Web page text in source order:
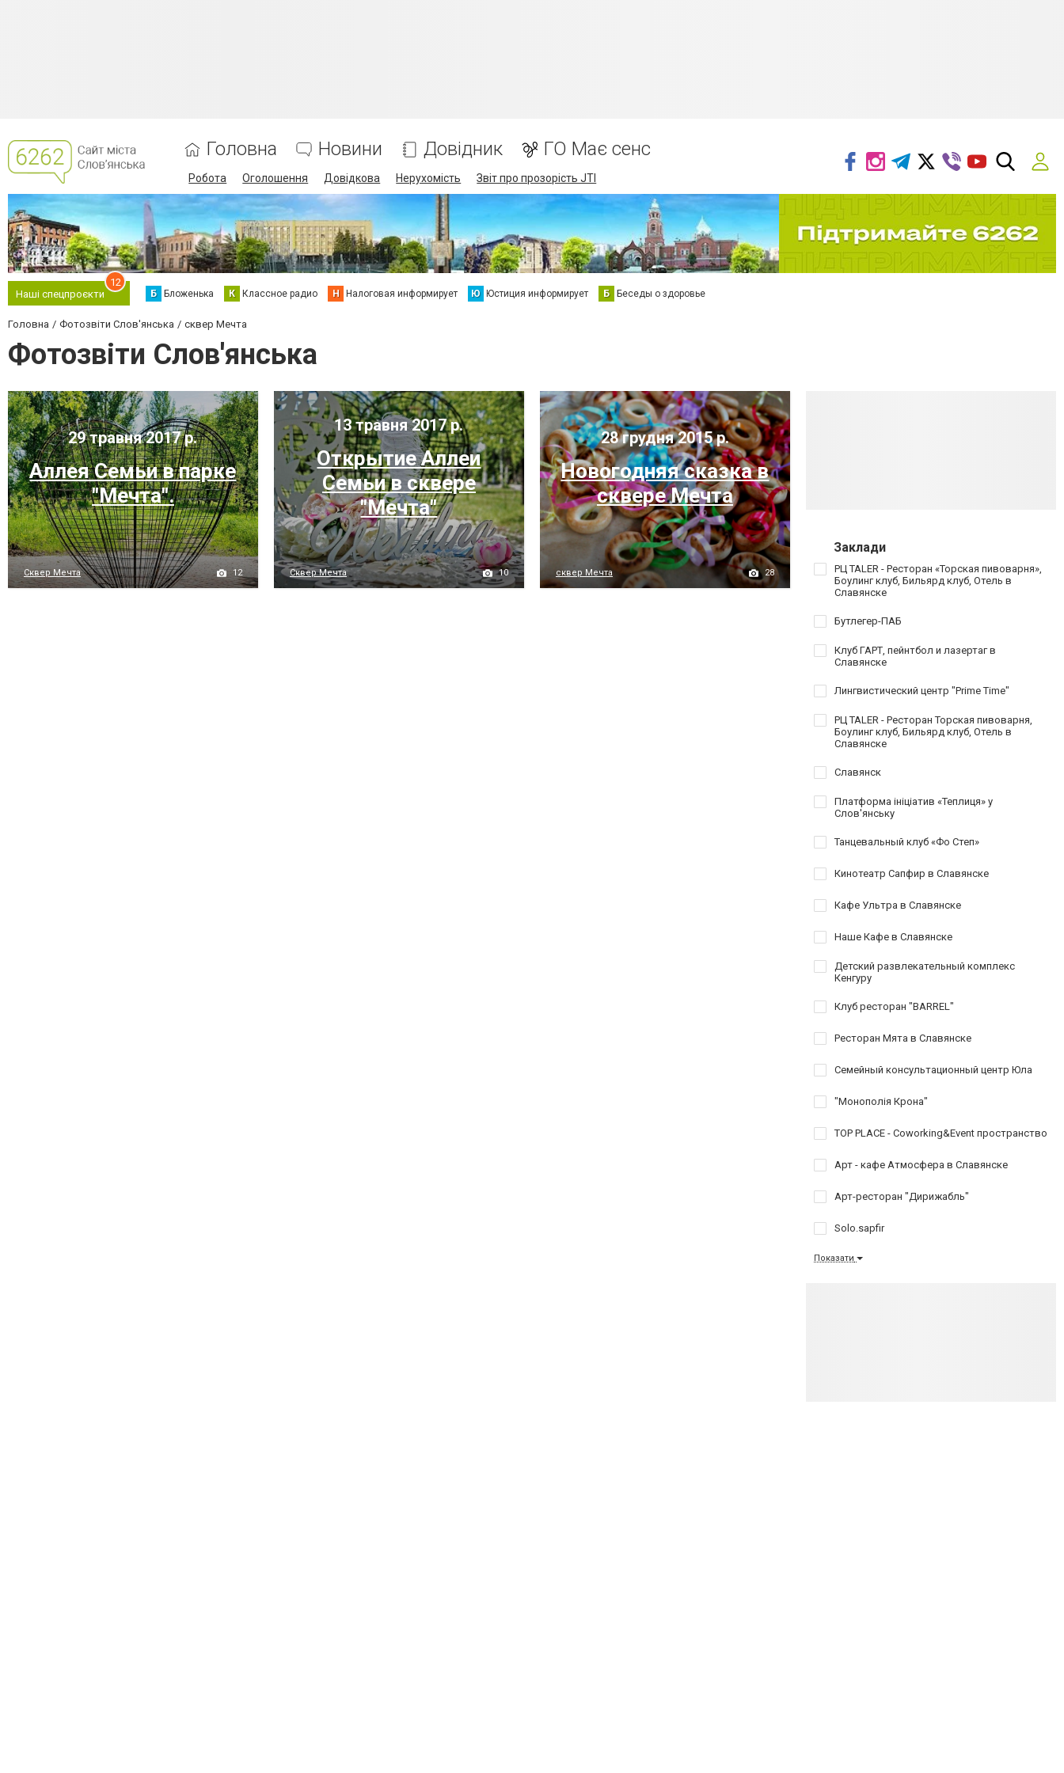
Головна Новини Довідник ГО Має сенс
Робота Оголошення Довідкова Нерухомість Звіт про прозорість JTI
Наші спецпроєкти
12
Б Бложенька К Классное радио Н Налоговая информирует Ю Юстиция информирует Б Беседы о здоровье
Головна Фотозвіти Слов'янська сквер Мечта
Фотозвіти Слов'янська
29 травня 2017 р.
Аллея Семьи в парке
"Мечта".
Сквер Мечта 12
13 травня 2017 р.
Открытие Аллеи
Семьи в сквере
"Мечта"
Сквер Мечта 10
28 грудня 2015 р.
Новогодняя сказка в
сквере Мечта
сквер Мечта 28
Заклади
РЦ TALER - Ресторан «Торская пивоварня»,
Боулинг клуб, Бильярд клуб, Отель в
Славянске
Бутлегер-ПАБ
Клуб ГАРТ, пейнтбол и лазертаг в
Славянске
Лингвистический центр "Prime Time"
РЦ TALER - Ресторан Торская пивоварня,
Боулинг клуб, Бильярд клуб, Отель в
Славянске
Славянск
Платформа ініціатив «Теплиця» у
Слов'янську
Танцевальный клуб «Фо Степ»
Кинотеатр Сапфир в Славянске
Кафе Ультра в Славянске
Наше Кафе в Славянске
Детский развлекательный комплекс
Кенгуру
Клуб ресторан "BARREL"
Ресторан Мята в Славянске
Семейный консультационный центр Юла
"Монополія Крона"
TOP PLACE - Coworking&Event пространство
Арт - кафе Атмосфера в Славянске
Арт-ресторан "Дирижабль"
Solo.sapfir
Показати